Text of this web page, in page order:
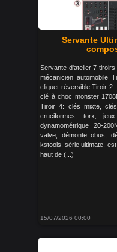
Servante
Servante d'atelier 7
mécanicien automobile
cliquet réversible Tiroir
clé à choc monster
Tiroir 4: clés mixte,
cruciformes, torx,
dynamométrique 20-
valve, démonte obus,
kstools. série ultimate.
haut de (...)
15/07/2026 00:00